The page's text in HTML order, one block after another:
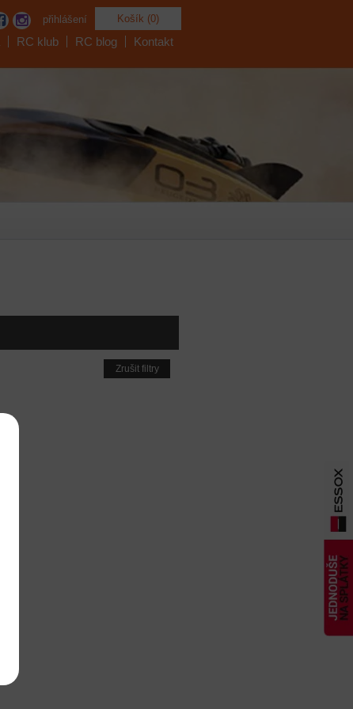
Košík (0)
přihlášení
RC klub RC blog Kontakt
Zrušit filtry